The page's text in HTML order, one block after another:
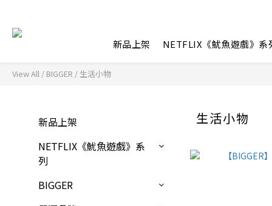
新品上架 NETFLIX《魷魚遊戲》系
View All / BIGGER / 生活小物
新品上架
NETFLIX《魷魚遊戲》系
列
BIGGER
生活小物